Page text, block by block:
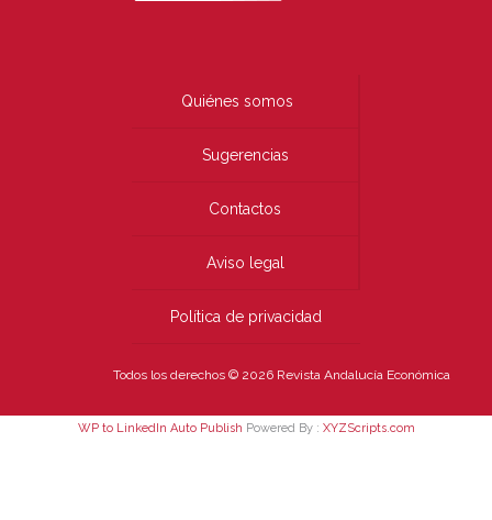
Quiénes somos
Sugerencias
Contactos
Aviso legal
Política de privacidad
Todos los derechos © 2026 Revista Andalucía Económica
WP to LinkedIn Auto Publish Powered By : XYZScripts.com